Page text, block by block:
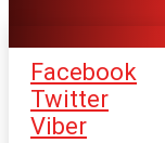
Facebook
Twitter
Viber